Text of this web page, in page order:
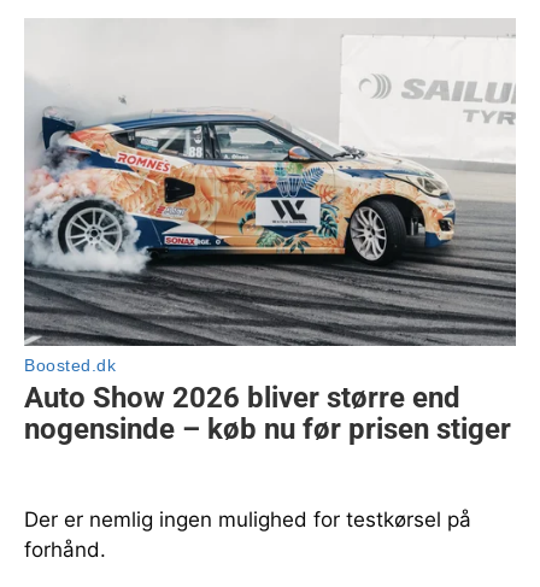
Der er nemlig ingen mulighed for testkørsel på
forhånd.